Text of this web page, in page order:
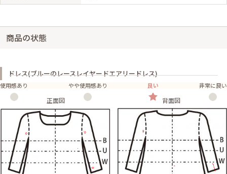
商品の状態
ドレス(ブルーのレースレイヤードエアリードレス)
使用感あり やや使用感あり 良い 非常に良い
正面図 背面図